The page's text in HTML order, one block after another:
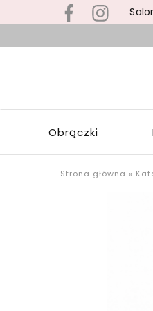
Obrączki
Strona główna »